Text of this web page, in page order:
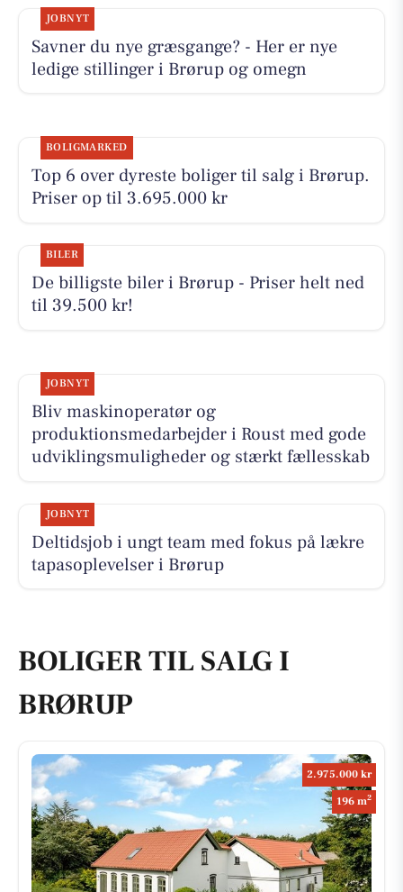
JOBNYT
Savner du nye græsgange? - Her er nye
ledige stillinger i Brørup og omegn
BOLIGMARKED
Top 6 over dyreste boliger til salg i Brørup.
Priser op til 3.695.000 kr
BILER
De billigste biler i Brørup - Priser helt ned
til 39.500 kr!
JOBNYT
Bliv maskinoperatør og
produktionsmedarbejder i Roust med gode
udviklingsmuligheder og stærkt fællesskab
JOBNYT
Deltidsjob i ungt team med fokus på lækre
tapasoplevelser i Brørup
BOLIGER TIL SALG I
BRØRUP
2.975.000 kr
196 m2